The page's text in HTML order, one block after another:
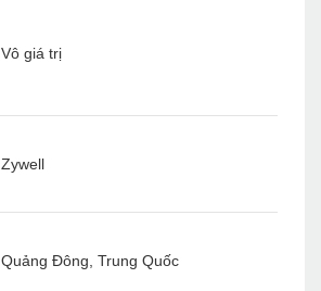
Vô giá trị
Zywell
Quảng Đông, Trung Quốc